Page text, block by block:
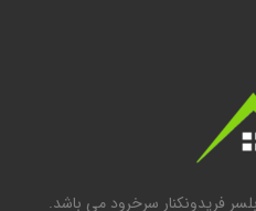
فریدونکنار سرخرود می باشد.